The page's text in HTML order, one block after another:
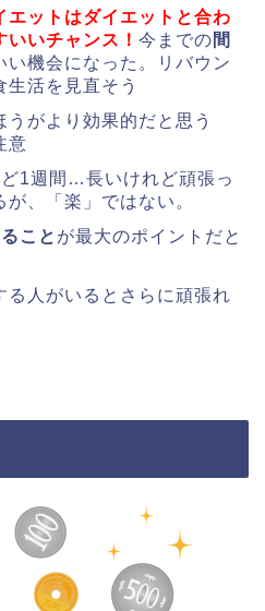
エットはダイエットと合わ
いチャンス！ 今までの間
い機会になった。リバウン
生活を見直そう
がより効果的だと思う
意
1週間…長いけれど頑張っ
、「楽」ではない。
こと が最大のポイントだと
る人がいるとさらに頑張れ